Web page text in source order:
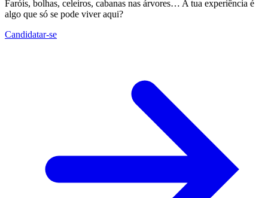
Faróis, bolhas, celeiros, cabanas nas árvores… A tua experiência é
algo que só se pode viver aqui?
Candidatar-se